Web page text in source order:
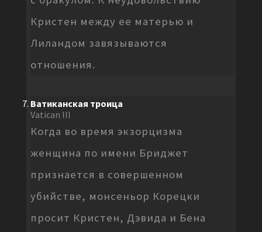
Кристен между ее матерью и
Лиландом завязываются
отношения.
Ватиканская троица
Vatican III
Когда во время экзорцизма
женщина по имени Бриджет
признается в совершенном
убийстве, монсеньор Корецки
просит Кристен, Дэвида и Бена